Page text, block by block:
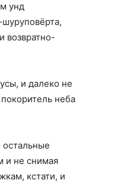
унд
возвратно-
и далеко не
неба
и не снимая
кстати, и